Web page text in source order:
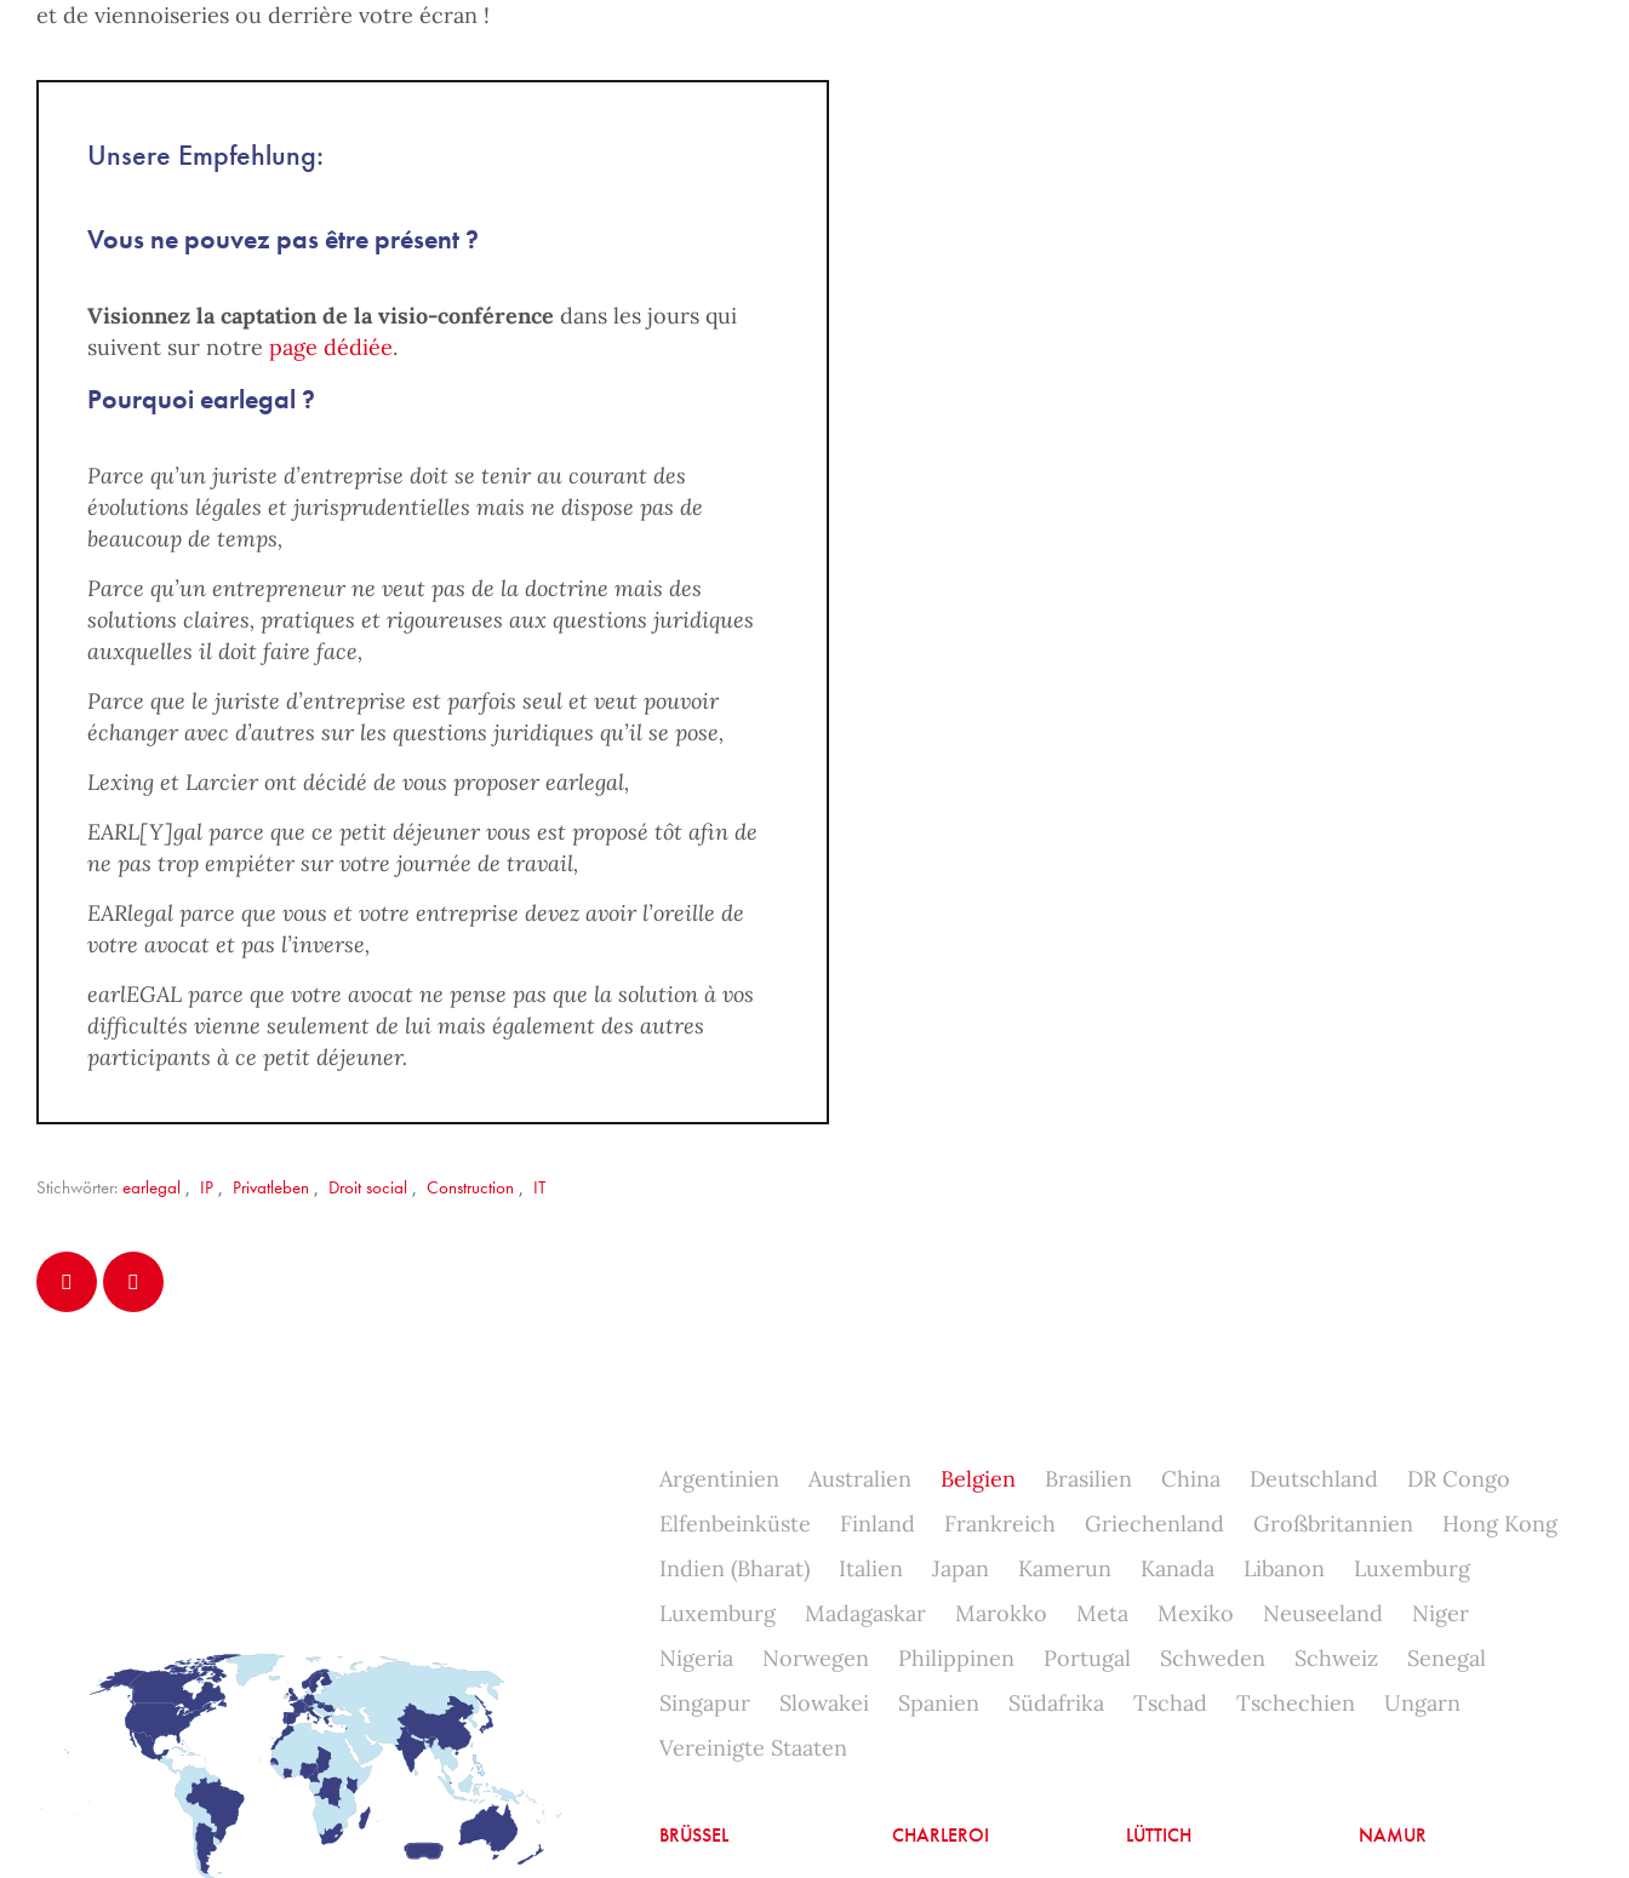
et de viennoiseries ou derrière votre écran !
Unsere Empfehlung:
Vous ne pouvez pas être présent ?
Visionnez la captation de la visio-conférence dans les jours qui
suivent sur notre page dédiée.
Pourquoi earlegal ?
Parce qu’un juriste d’entreprise doit se tenir au courant des
évolutions légales et jurisprudentielles mais ne dispose pas de
beaucoup de temps,
Parce qu’un entrepreneur ne veut pas de la doctrine mais des
solutions claires, pratiques et rigoureuses aux questions juridiques
auxquelles il doit faire face,
Parce que le juriste d’entreprise est parfois seul et veut pouvoir
échanger avec d’autres sur les questions juridiques qu’il se pose,
Lexing et Larcier ont décidé de vous proposer earlegal,
EARL[Y]gal parce que ce petit déjeuner vous est proposé tôt afin de
ne pas trop empiéter sur votre journée de travail,
EARlegal parce que vous et votre entreprise devez avoir l’oreille de
votre avocat et pas l’inverse,
earlEGAL parce que votre avocat ne pense pas que la solution à vos
difficultés vienne seulement de lui mais également des autres
participants à ce petit déjeuner.
Stichwörter: earlegal , IP , Privatleben , Droit social , Construction , IT
Argentinien Australien Belgien Brasilien China Deutschland
DR Congo
Elfenbeinküste
Finland Frankreich Griechenland Großbritannien
Hong Kong
Indien (Bharat)
Italien Japan Kamerun Kanada Libanon
Luxemburg
Luxemburg
Madagaskar Marokko Meta Mexiko Neuseeland
Niger
Nigeria
Norwegen Philippinen Portugal Schweden Schweiz
Senegal
Singapur
Slowakei Spanien Südafrika Tschad Tschechien
Ungarn
Vereinigte Staaten
BRÜSSEL CHARLEROI LÜTTICH NAMUR